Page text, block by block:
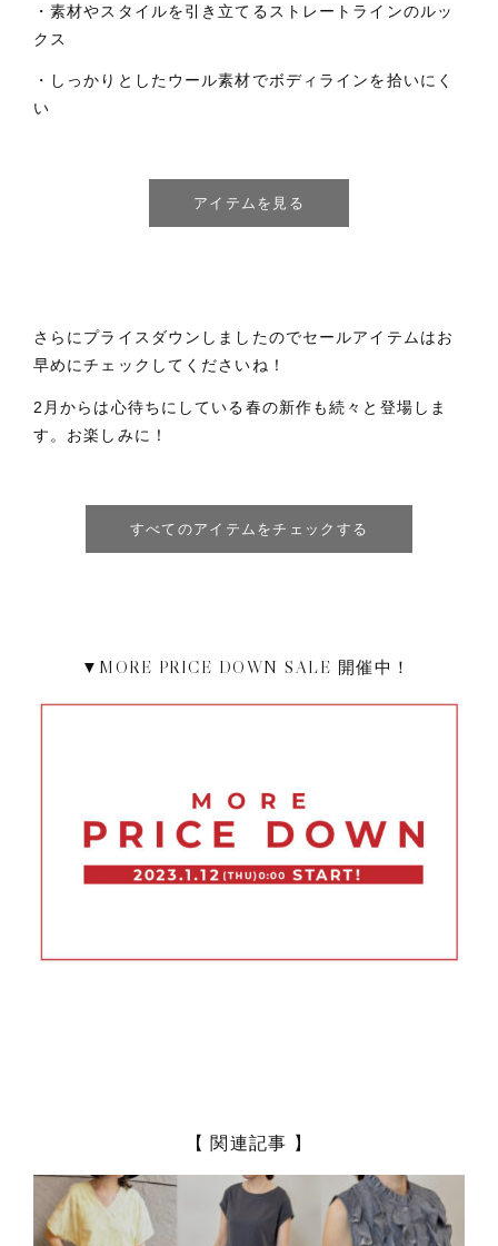
・素材やスタイルを引き立てるストレートラインのルッ
クス
・しっかりとしたウール素材でボディラインを拾いにく
い
アイテムを見る
さらにプライスダウンしましたのでセールアイテムはお
早めにチェックしてくださいね！
2月からは心待ちにしている春の新作も続々と登場しま
す。お楽しみに！
すべてのアイテムをチェックする
▼MORE PRICE DOWN SALE 開催中！
【 関連記事 】